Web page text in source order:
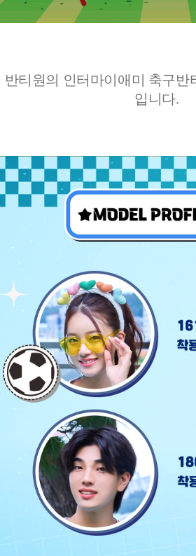
반티원의 인터마이애미 축구반
입니다.